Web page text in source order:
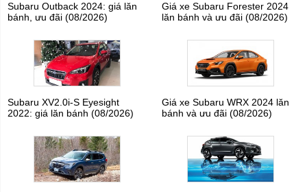
Subaru Outback 2024: giá lăn
bánh, ưu đãi (08/2026)
Giá xe Subaru Forester 2024
lăn bánh và ưu đãi (08/2026)
Subaru XV2.0i-S Eyesight
2022: giá lăn bánh (08/2026)
Giá xe Subaru WRX 2024 lăn
bánh và ưu đãi (08/2026)